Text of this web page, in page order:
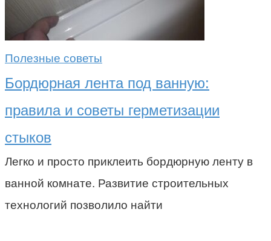
Полезные советы
Бордюрная лента под ванную:
правила и советы герметизации
стыков
Легко и просто приклеить бордюрную ленту в
ванной комнате. Развитие строительных
технологий позволило найти